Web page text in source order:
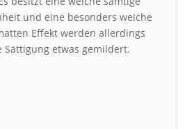
und eine besonders weiche
Effekt werden allerdings
etwas gemildert.